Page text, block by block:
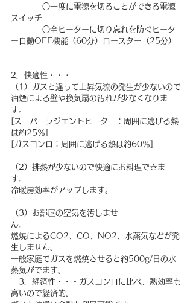
○一度に電源を切ることができる電源
スイッチ
○全ヒーターに切り忘れを防ぐヒータ
ー自動OFF機能（60分）ロースター（25分）
2．快適性・・・
（1）ガスと違って上昇気流の発生が少ないので
油煙による壁や換気扇の汚れが少なくなりま
す。
[スーパーラジエントヒーター：周囲に逃げる熱
は約25％]
[ガスコンロ：周囲に逃げる熱は約60％]
（2）排熱が少ないので快適にお料理できま
す。
冷暖房効率がアップします。
（3）お部屋の空気を汚しませ
ん。
燃焼によるCO2、CO、NO2、水蒸気などが発
生しません。
一般家庭でガスを燃焼させると約500g/日の水
蒸気がでます。
3．経済性・・・ガスコンロに比べ、熱効率も
高いので経済的。